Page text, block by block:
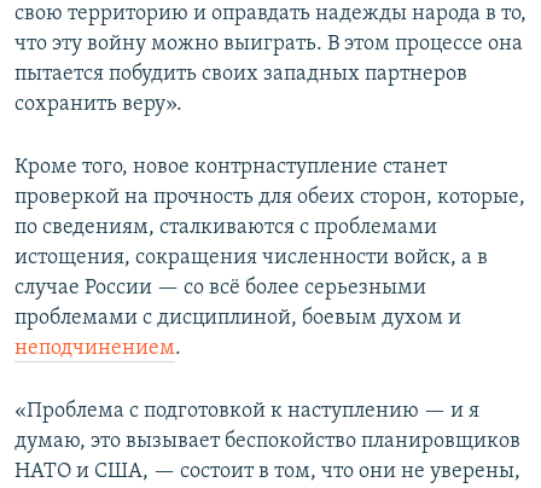
свою территорию и оправдать надежды народа в то,
что эту войну можно выиграть. В этом процессе она
пытается побудить своих западных партнеров
сохранить веру».
Кроме того, новое контрнаступление станет
проверкой на прочность для обеих сторон, которые,
по сведениям, сталкиваются с проблемами
истощения, сокращения численности войск, а в
случае России — со всё более серьезными
проблемами с дисциплиной, боевым духом и
неподчинением.
«Проблема с подготовкой к наступлению — и я
думаю, это вызывает беспокойство планировщиков
НАТО и США, — состоит в том, что они не уверены,